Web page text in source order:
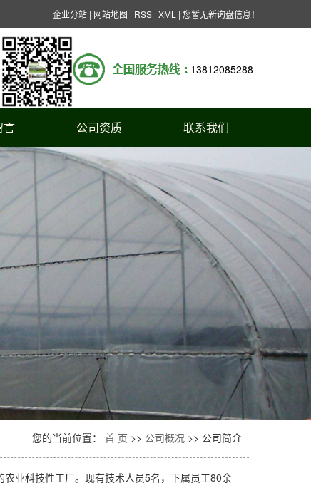
企业分站 | 网站地图 | RSS | XML | 您暂无新询盘信息！
13812085288
言 公司资质 联系我们
您的当前位置： 首 页 >> 公司概况 >> 公司简介
业科技性工厂。现有技术人员5名，下属员工80余